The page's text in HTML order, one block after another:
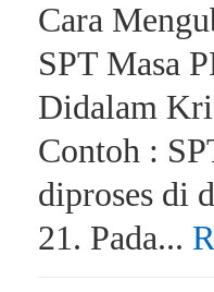
Cara
SPT Masa
Didalam
Contoh :
diproses di
21. Pada...